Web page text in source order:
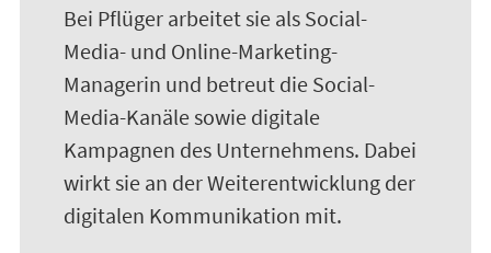
Bei Pflüger arbeitet sie als Social-
Media- und Online-Marketing-
Managerin und betreut die Social-
Media-Kanäle sowie digitale
Kampagnen des Unternehmens. Dabei
wirkt sie an der Weiterentwicklung der
digitalen Kommunikation mit.